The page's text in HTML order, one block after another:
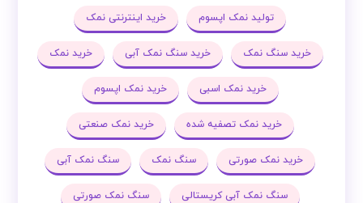
تولید نمک اپسوم خرید اینترنتی نمک
خرید سنگ نمک خرید سنگ نمک آبی خرید نمک
خرید نمک اسبی خرید نمک اپسوم
خرید نمک تصفیه شده خرید نمک صنعتی
خرید نمک صورتی سنگ نمک سنگ نمک آبی
سنگ نمک آبی کریستالی سنگ نمک صورتی